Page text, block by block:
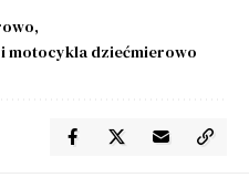
motocykla dziećmierowo